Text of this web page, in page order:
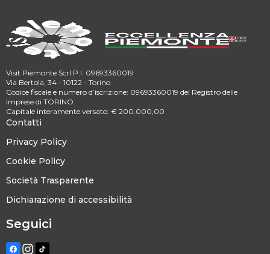
Visit Piemonte Scrl P.I. 09693360019
Via Bertola, 34 - 10122 - Torino
Codice fiscale e numero d’iscrizione: 09693360019 del Registro delle
Imprese di TORINO
Capitale interamente versato: € 200.000,00
Contatti
Privacy Policy
Cookie Policy
Società Trasparente
Dichiarazione di accessibilità
Seguici